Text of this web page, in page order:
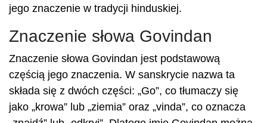
jego znaczenie w tradycji hinduskiej.
Znaczenie słowa Govindan
Znaczenie słowa Govindan jest podstawową
częścią jego znaczenia. W sanskrycie nazwa ta
składa się z dwóch części: „Go”, co tłumaczy się
jako „krowa” lub „ziemia” oraz „vinda”, co oznacza